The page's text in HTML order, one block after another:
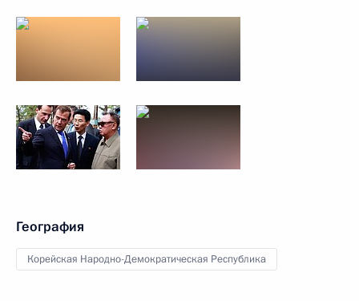
География
Корейская Народно-Демократическая Республика